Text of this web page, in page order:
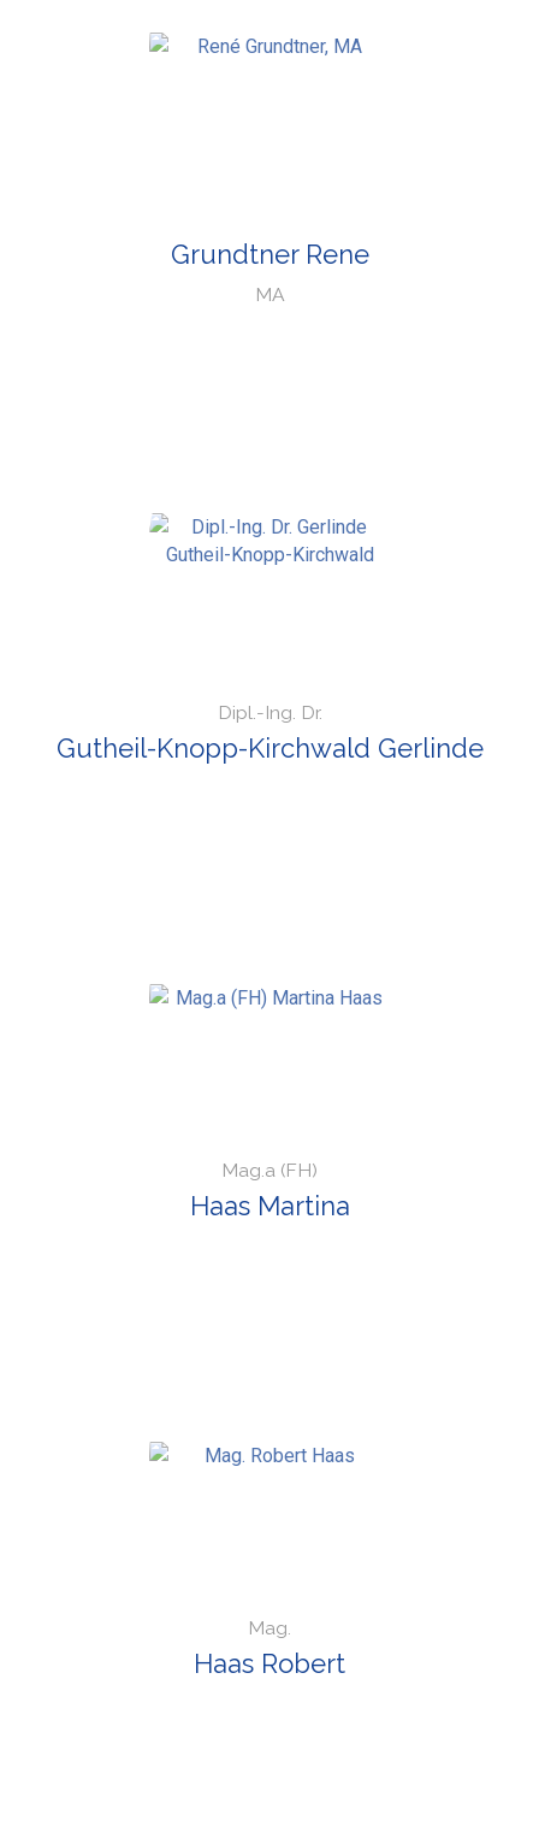
Grundtner Rene
MA
Dipl.-Ing. Dr.
Gutheil-Knopp-Kirchwald Gerlinde
Mag.a (FH)
Haas Martina
Mag.
Haas Robert